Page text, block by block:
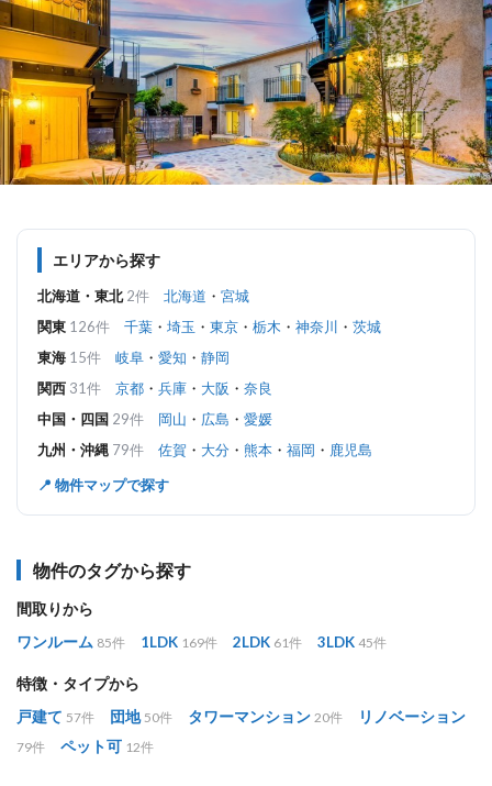
エリアから探す
北海道・東北 2件 北海道 ・ 宮城
関東 126件 千葉 ・ 埼玉 ・ 東京 ・ 栃木 ・ 神奈川 ・ 茨城
東海 15件 岐阜 ・ 愛知 ・ 静岡
関西 31件 京都 ・ 兵庫 ・ 大阪 ・ 奈良
中国・四国 29件 岡山 ・ 広島 ・ 愛媛
九州・沖縄 79件 佐賀 ・ 大分 ・ 熊本 ・ 福岡 ・ 鹿児島
📍 物件マップで探す
物件のタグから探す
間取りから
ワンルーム 85件 1LDK 169件 2LDK 61件 3LDK 45件
特徴・タイプから
戸建て 57件 団地 50件 タワーマンション 20件 リノベーション
79件 ペット可 12件